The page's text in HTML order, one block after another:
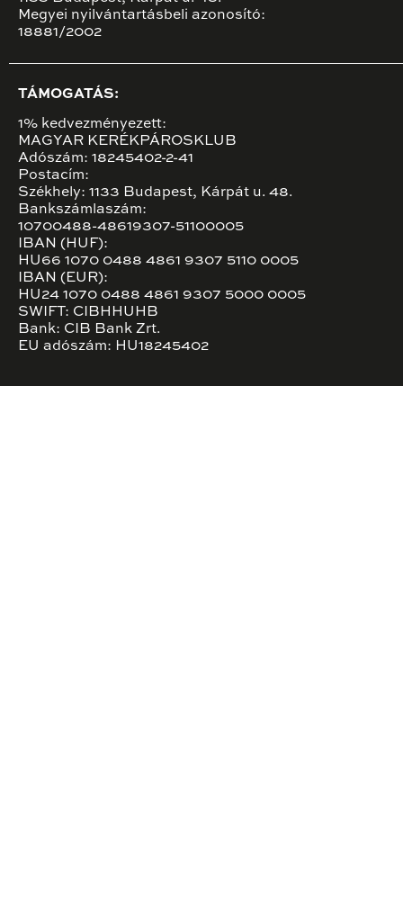
Megyei nyilvántartásbeli azonosító:
18881/2002
TÁMOGATÁS:
1% kedvezményezett:
MAGYAR KERÉKPÁROSKLUB
Adószám: 18245402-2-41
Postacím:
Székhely: 1133 Budapest, Kárpát u. 48.
Bankszámlaszám:
10700488-48619307-51100005
IBAN (HUF):
HU66 1070 0488 4861 9307 5110 0005
IBAN (EUR):
HU24 1070 0488 4861 9307 5000 0005
SWIFT: CIBHHUHB
Bank: CIB Bank Zrt.
EU adószám: HU18245402